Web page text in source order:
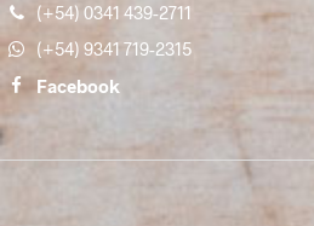
(+54) 0341 439-2711
(+54) 9341 719-2315
Facebook